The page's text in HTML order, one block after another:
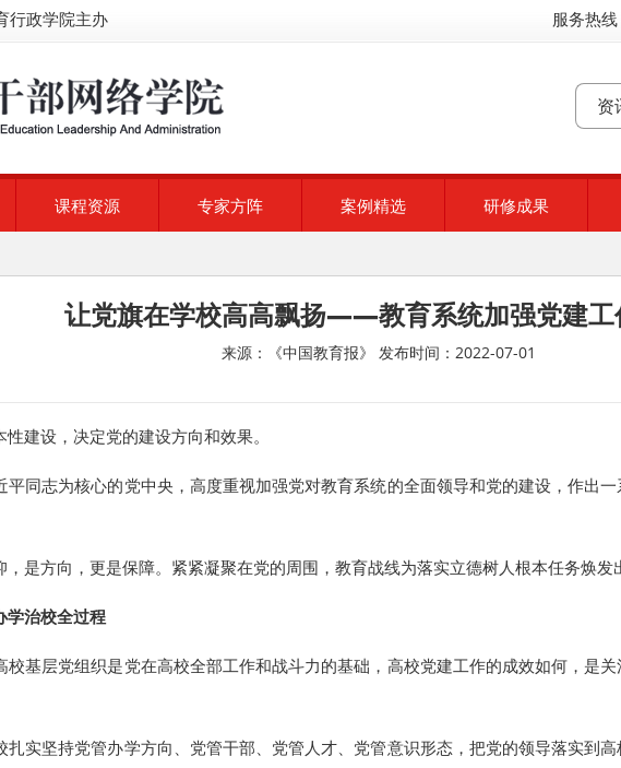
行政学院主办 服务热
课程资源 专家方阵 案例精选 研修成果
让党旗在学校高高飘扬——教育系统加强党建工
来源：《中国教育报》 发布时间：2022-07-01
建设，决定党的建设方向和效果。
平同志为核心的党中央，高度重视加强党对教育系统的全面领导和党的建设，作出
是方向，更是保障。紧紧凝聚在党的周围，教育战线为落实立德树人根本任务焕发
学治校全过程
校基层党组织是党在高校全部工作和战斗力的基础，高校党建工作的成效如何，是
扎实坚持党管办学方向、党管干部、党管人才、党管意识形态，把党的领导落实到